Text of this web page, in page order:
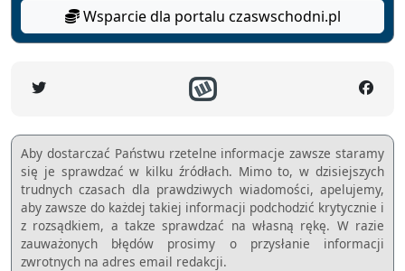
Wsparcie dla portalu czaswschodni.pl
Aby dostarczać Państwu rzetelne informacje zawsze staramy
się je sprawdzać w kilku źródłach. Mimo to, w dzisiejszych
trudnych czasach dla prawdziwych wiadomości, apelujemy,
aby zawsze do każdej takiej informacji podchodzić krytycznie i
z rozsądkiem, a takze sprawdzać na własną rękę. W razie
zauważonych błędów prosimy o przysłanie informacji
zwrotnych na adres email redakcji.